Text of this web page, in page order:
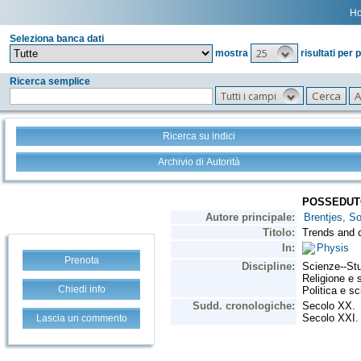
Seleziona banca dati
mostra
25 risultati per
Ricerca semplice
Tutti i campi
Ricerca su indici
Archivio di Autorità
Prenota
Chiedi info
Lascia un commento